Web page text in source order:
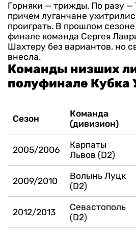
Горняки — трижды. По разу —
причем луганчане
проиграть. В прошлом
финале команда Сергея
Шахтеру без вариантов, но
внесла.
Команды низших
полуфинале Кубка
Сезон
Команда
(дивизион)
2005/2006
Карпаты
Львов (D2)
2009/2010
Волынь Луцк
(D2)
2012/2013
Севастополь
(D2)